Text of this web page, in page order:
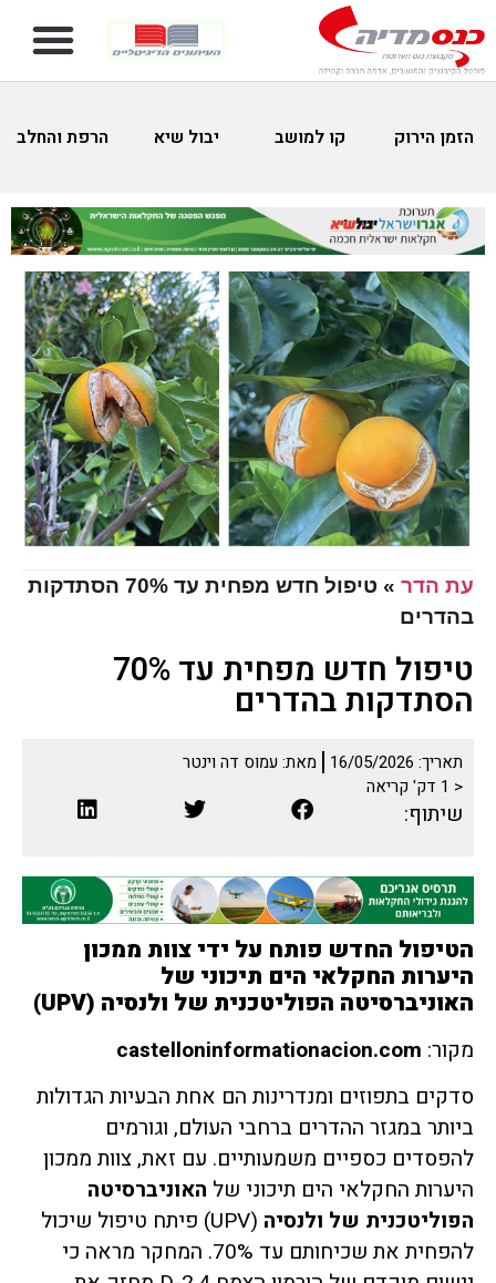
הזמן הירוק קו למושב יבול שיא הרפת והחלב
עת הדר »
טיפול חדש מפחית עד 70% הסתדקות
בהדרים
טיפול חדש מפחית עד 70%
הסתדקות בהדרים
תאריך: 16/05/2026 מאת: עמוס דה וינטר
< 1
דק' קריאה
שיתוף:
הטיפול החדש פותח על ידי צוות ממכון
היערות החקלאי הים תיכוני של
האוניברסיטה הפוליטכנית של ולנסיה (UPV
)
מקור: castelloninformationacion.com
סדקים בתפוזים ומנדרינות הם אחת הבעיות הגדולות
ביותר במגזר ההדרים ברחבי העולם, וגורמים
להפסדים כספיים משמעותיים. עם זאת, צוות ממכון
היערות החקלאי הים תיכוני של האוניברסיטה
הפוליטכנית של ולנסיה
(UPV) פיתח טיפול שיכול
להפחית את שכיחותם עד 70%. המחקר מראה כי